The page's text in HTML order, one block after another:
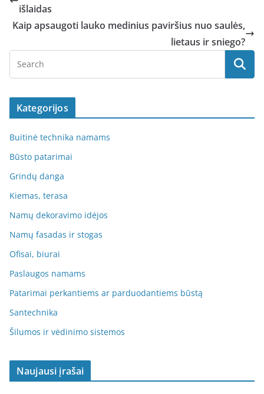
išlaidas
Kaip apsaugoti lauko medinius paviršius nuo saulės,
lietaus ir sniego?
Kategorijos
Buitinė technika namams
Būsto patarimai
Grindų danga
Kiemas, terasa
Namų dekoravimo idėjos
Namų fasadas ir stogas
Ofisai, biurai
Paslaugos namams
Patarimai perkantiems ar parduodantiems būstą
Santechnika
Šilumos ir vėdinimo sistemos
Naujausi įrašai